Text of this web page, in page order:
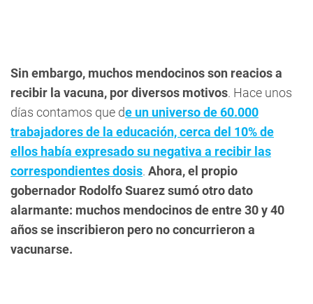
Sin embargo, muchos mendocinos son reacios a
recibir la vacuna, por diversos motivos. Hace unos
días contamos que de un universo de 60.000
trabajadores de la educación, cerca del 10% de
ellos había expresado su negativa a recibir las
correspondientes dosis. Ahora, el propio
gobernador Rodolfo Suarez sumó otro dato
alarmante: muchos mendocinos de entre 30 y 40
años se inscribieron pero no concurrieron a
vacunarse.